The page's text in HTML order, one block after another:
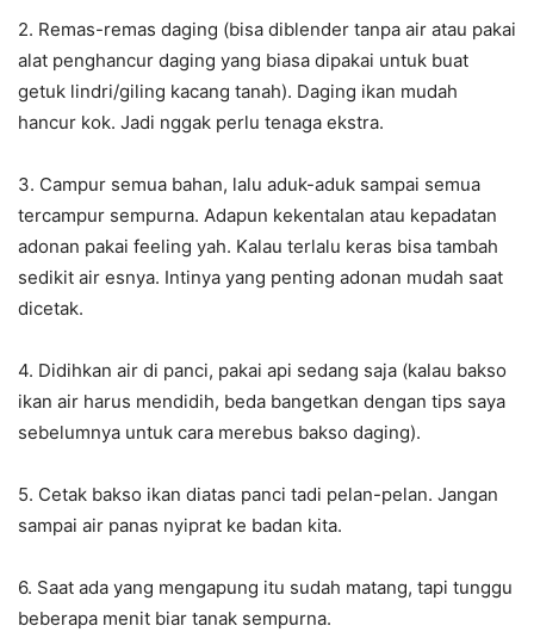
2. Remas-remas daging (bisa diblender tanpa air atau pakai
alat penghancur daging yang biasa dipakai untuk buat
getuk lindri/giling kacang tanah). Daging ikan mudah
hancur kok. Jadi nggak perlu tenaga ekstra.
3. Campur semua bahan, lalu aduk-aduk sampai semua
tercampur sempurna. Adapun kekentalan atau kepadatan
adonan pakai feeling yah. Kalau terlalu keras bisa tambah
sedikit air esnya. Intinya yang penting adonan mudah saat
dicetak.
4. Didihkan air di panci, pakai api sedang saja (kalau bakso
ikan air harus mendidih, beda bangetkan dengan tips saya
sebelumnya untuk cara merebus bakso daging).
5. Cetak bakso ikan diatas panci tadi pelan-pelan. Jangan
sampai air panas nyiprat ke badan kita.
6. Saat ada yang mengapung itu sudah matang, tapi tunggu
beberapa menit biar tanak sempurna.